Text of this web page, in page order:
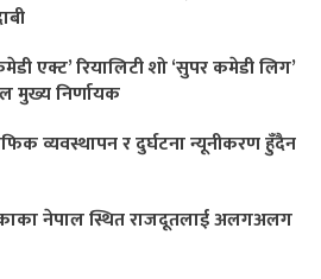
एक्ट’ रियालिटी शो ‘सुपर कमेडी लिग’
मुख्य निर्णायक
व्यवस्थापन र दुर्घटना न्यूनीकरण हुँदैन
नेपाल स्थित राजदूतलाई अलगअलग